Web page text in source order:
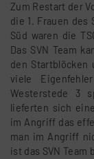
Zum Restart der
die 1. Frauen des
Süd waren die
Das SVN Team
den
viele
Westerstede 3
lieferten sich
im Angriff das
man im Angriff
ist das SVN